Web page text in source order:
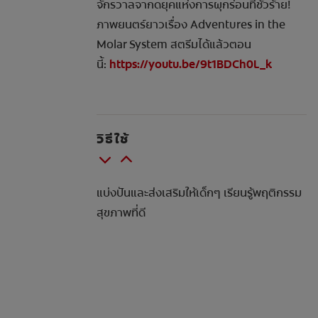
จักรวาลจากดยุคแห่งการผุกร่อนที่ชั่วร้าย!
ภาพยนตร์ยาวเรื่อง Adventures in the
Molar System สตรีมได้แล้วตอน
นี้: https://youtu.be/9t1BDCh0L_k
วิธีใช้
แบ่งปันและส่งเสริมให้เด็กๆ เรียนรู้พฤติกรรม
สุขภาพที่ดี